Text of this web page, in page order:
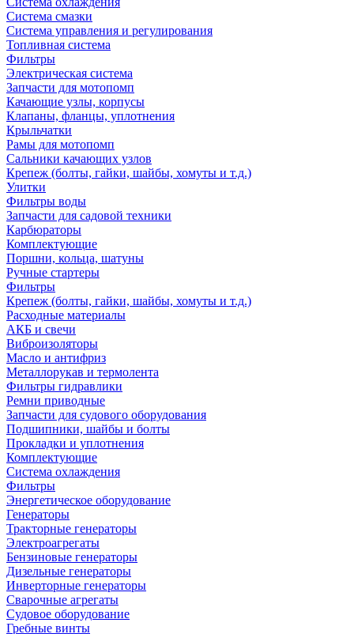
Система смазки
Система управления и регулирования
Топливная система
Фильтры
Электрическая система
Запчасти для мотопомп
Качающие узлы, корпусы
Клапаны, фланцы, уплотнения
Крыльчатки
Рамы для мотопомп
Сальники качающих узлов
Крепеж (болты, гайки, шайбы, хомуты и т.д.)
Улитки
Фильтры воды
Запчасти для садовой техники
Карбюраторы
Комплектующие
Поршни, кольца, шатуны
Ручные стартеры
Фильтры
Крепеж (болты, гайки, шайбы, хомуты и т.д.)
Расходные материалы
АКБ и свечи
Виброизоляторы
Масло и антифриз
Металлорукав и термолента
Фильтры гидравлики
Ремни приводные
Запчасти для судового оборудования
Подшипники, шайбы и болты
Прокладки и уплотнения
Комплектующие
Система охлаждения
Фильтры
Энергетическое оборудование
Генераторы
Тракторные генераторы
Электроагрегаты
Бензиновые генераторы
Дизельные генераторы
Инверторные генераторы
Сварочные агрегаты
Судовое оборудование
Гребные винты